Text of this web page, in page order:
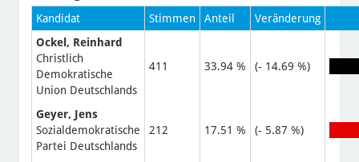
Kandidat Stimmen Anteil
Veränderung
Ockel, Reinhard
Christlich
Demokratische
Union Deutschlands
411 33.94 % (- 14.69 %)
Geyer, Jens
Sozialdemokratische
Partei Deutschlands
212 17.51 % (- 5.87 %)